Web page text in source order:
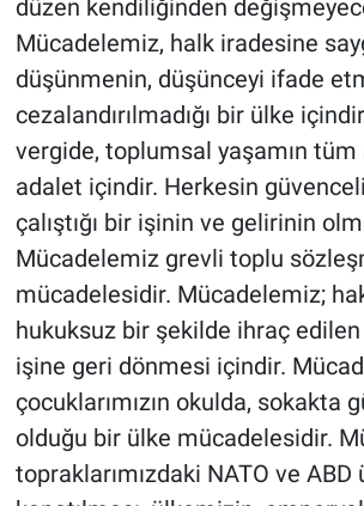
düzen kendiliğinden
Mücadelemiz, halk iradesine
düşünmenin, düşünceyi ifade
cezalandırılmadığı bir ülke
vergide, toplumsal yaşamın tüm
adalet içindir. Herkesin
çalıştığı bir işinin ve gelirinin
Mücadelemiz grevli toplu
mücadelesidir. Mücadelemiz;
hukuksuz bir şekilde ihraç edilen
işine geri dönmesi içindir.
çocuklarımızın okulda, sokakta
olduğu bir ülke mücadelesidir.
topraklarımızdaki NATO ve ABD